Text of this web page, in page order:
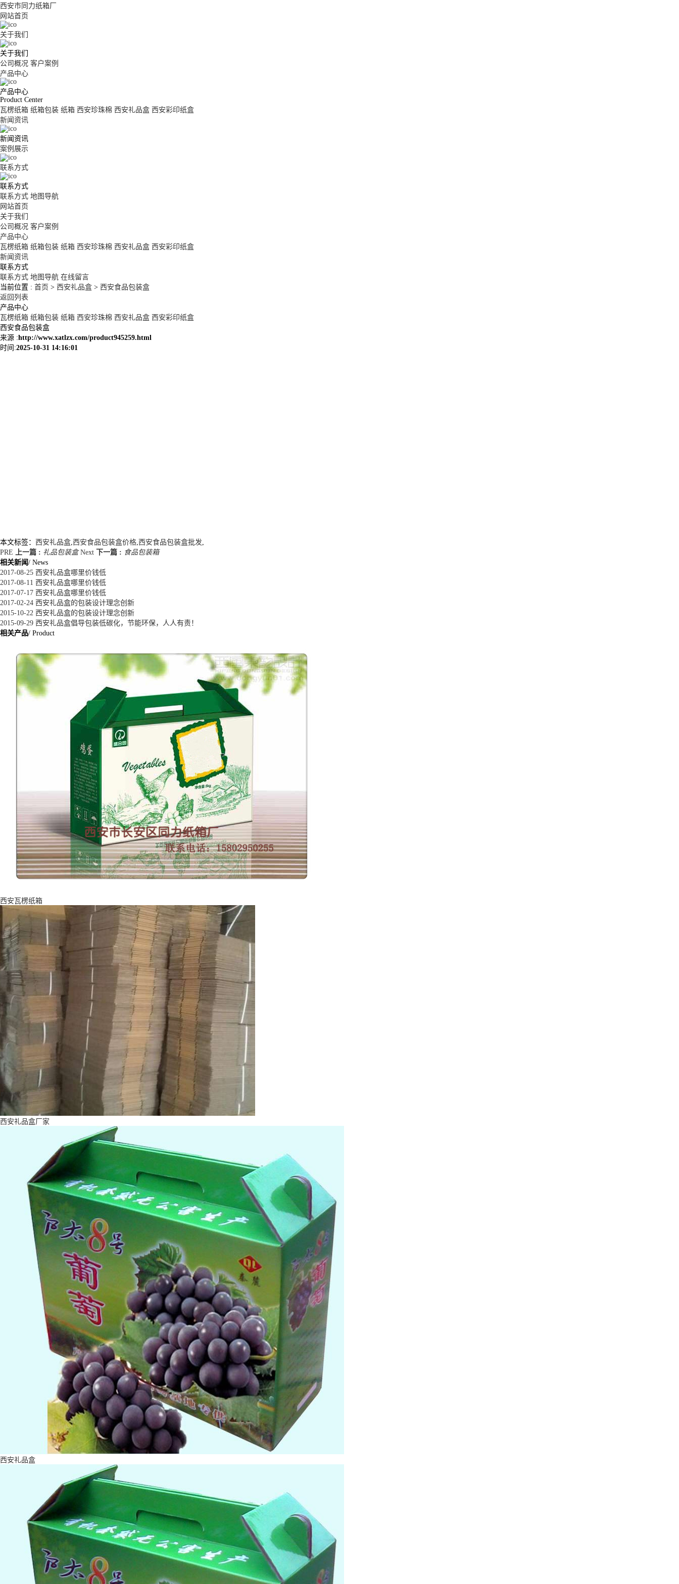
西安市同力纸箱厂
网站首页
关于我们
关于我们
公司概况 客户案例
产品中心
产品中心
Product Center
瓦楞纸箱 纸箱包装 纸箱 西安珍珠棉 西安礼品盒 西安彩印纸盒
新闻资讯
新闻资讯
案例展示
联系方式
联系方式
联系方式 地图导航
网站首页
关于我们
公司概况 客户案例
产品中心
瓦楞纸箱 纸箱包装 纸箱 西安珍珠棉 西安礼品盒 西安彩印纸盒
新闻资讯
联系方式
联系方式 地图导航 在线留言
当前位置 : 首页 > 西安礼品盒 > 西安食品包装盒
返回列表
产品中心
瓦楞纸箱 纸箱包装 纸箱 西安珍珠棉 西安礼品盒 西安彩印纸盒
西安食品包装盒
来源 :http://www.xatlzx.com/product945259.html
时间:2025-10-31 14:16:01
本文标签： 西安礼品盒 西安食品包装盒价格 西安食品包装盒批发
PRE
上一篇 : 礼品包装盒 Next 下一篇 : 食品包装箱
相关新闻/ News
2017-08-25 西安礼品盒哪里价钱低
2017-08-11 西安礼品盒哪里价钱低
2017-07-17 西安礼品盒哪里价钱低
2017-02-24 西安礼品盒的包装设计理念创新
2015-10-22 西安礼品盒的包装设计理念创新
2015-09-29 西安礼品盒倡导包装低碳化，节能环保，人人有责！
相关产品/ Product
西安瓦楞纸箱
西安礼品盒厂家
西安礼品盒